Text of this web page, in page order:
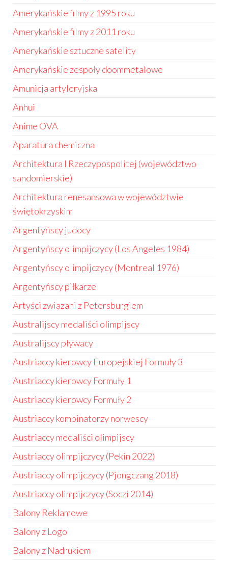
Amerykańskie filmy z 1995 roku
Amerykańskie filmy z 2011 roku
Amerykańskie sztuczne satelity
Amerykańskie zespoły doommetalowe
Amunicja artyleryjska
Anhui
Anime OVA
Aparatura chemiczna
Architektura I Rzeczypospolitej (województwo
sandomierskie)
Architektura renesansowa w województwie
świętokrzyskim
Argentyńscy judocy
Argentyńscy olimpijczycy (Los Angeles 1984)
Argentyńscy olimpijczycy (Montreal 1976)
Argentyńscy piłkarze
Artyści związani z Petersburgiem
Australijscy medaliści olimpijscy
Australijscy pływacy
Austriaccy kierowcy Europejskiej Formuły 3
Austriaccy kierowcy Formuły 1
Austriaccy kierowcy Formuły 2
Austriaccy kombinatorzy norwescy
Austriaccy medaliści olimpijscy
Austriaccy olimpijczycy (Pekin 2022)
Austriaccy olimpijczycy (Pjongczang 2018)
Austriaccy olimpijczycy (Soczi 2014)
Balony Reklamowe
Balony z Logo
Balony z Nadrukiem